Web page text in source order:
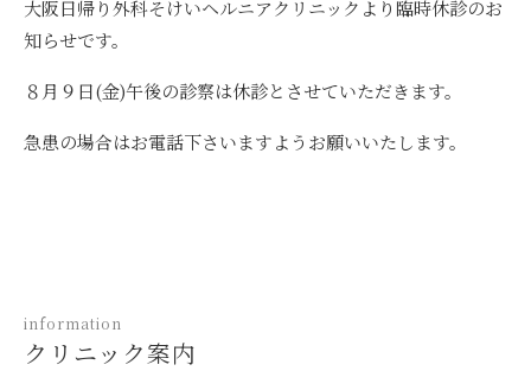
大阪日帰り外科そけいヘルニアクリニックより臨時休診のお
知らせです。
８月９日(金)午後の診察は休診とさせていただきます。
急患の場合はお電話下さいますようお願いいたします。
information
クリニック案内